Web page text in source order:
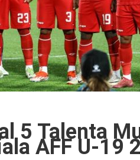
5 Talenta
AFF U-19